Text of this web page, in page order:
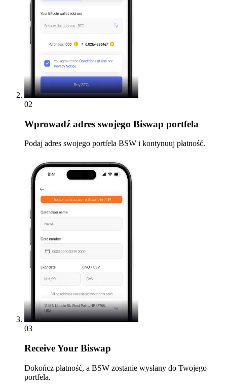
02
Wprowadź adres swojego Biswap portfela
Podaj adres swojego portfela BSW i kontynuuj płatność.
03
ReceiveYour Biswap
Dokończ płatność, a BSW zostanie wysłany do Twojego
portfela.